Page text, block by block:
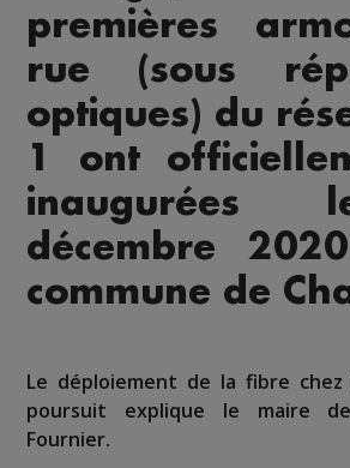
premières
rue (sous
optiques) du
1 ont
inaugurées
décembre
commune de
Le déploiement de la fibre
poursuit explique le maire
Fournier.